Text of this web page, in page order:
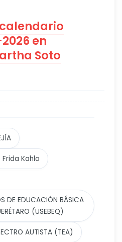
en
Soto
Kahlo
DE EDUCACIÓN BÁSICA
(USEBEQ)
AUTISTA (TEA)